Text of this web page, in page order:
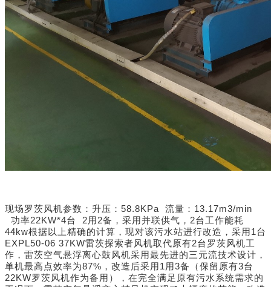
现场罗茨风机参数： 升压：58.8KPa 流量：13.17m3/min
功率22KW*4台 2用2备，采用并联供气，2台工作能耗
44kw根据以上精确的计算，现对该污水站进行改造，采用1台
EXPL50-06 37KW雷茨探索者风机取代原有2台罗茨风机工
作， 雷茨空气悬浮离心鼓风机采用最先进的三元流技术设计，
单机最高点效率为87%，改造后采用1用3备（保留原有3台
22KW罗茨风机作为备用），在完全满足原有污水系统需求的